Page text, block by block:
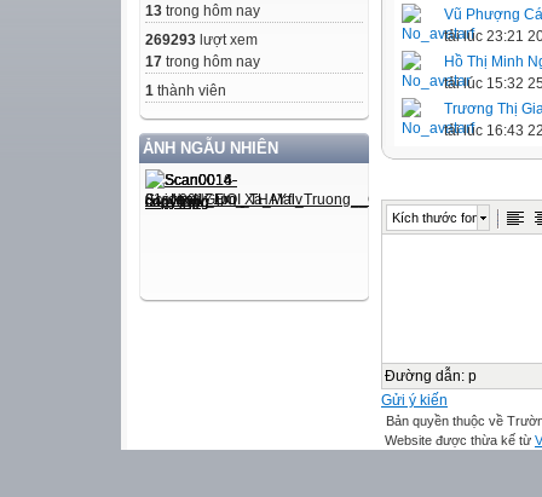
13 trong hôm nay
269293 lượt xem
17 trong hôm nay
1 thành viên
ẢNH NGẪU NHIÊN
Vũ Phượng
tải lúc 23:21
Hồ Thị Minh
tải lúc 15:32
Trương Thị
tải lúc 16:43
Kích thước font
Đường dẫn: p
Gửi ý kiến
Bản quyền thuộc về
Website được thừa kế từ